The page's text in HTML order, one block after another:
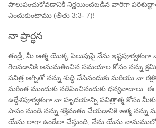
పాలుపంచుకోవడానికి నిర్ణయించబడిన వారిగా
ఎంచుకుంటాము (తీతు 3:3- 7)!
నా ప్రార్థన
తండ్రీ, మీ ఆత్మ యొక్క పిలుపుపై ​​నేను ఇష్టపూర్వకంగా
గెలవడానికి అనుమతించిన సమయాల కోసం నన్ను
పవిత్ర అగ్నితో నన్ను శుద్ధి చేసినందుకు మరియు నా
మరింత ముందుకు నడిపించినందుకు ధన్యవాదాలు. ఈ
ఉద్దేశపూర్వకంగా నా హృదయాన్ని పవిత్రాత్మ కోసం మీకు
పాపం నుండి నన్ను శక్తివంతం చేయడానికి ఆత్మ నన్ను
యేసు లాగా ఉండేలా చేస్తుంది, నేను యేసు నామములో